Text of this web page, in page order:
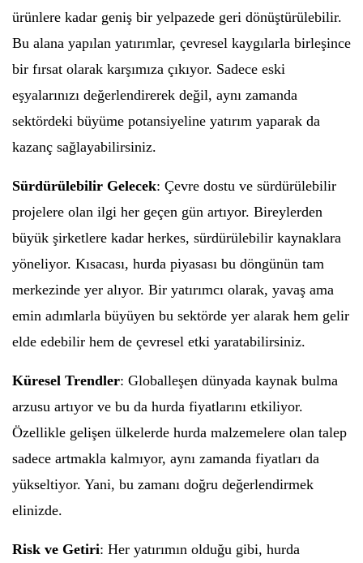
ürünlere kadar geniş bir yelpazede geri dönüştürülebilir.
Bu alana yapılan yatırımlar, çevresel kaygılarla birleşince
bir fırsat olarak karşımıza çıkıyor. Sadece eski
eşyalarınızı değerlendirerek değil, aynı zamanda
sektördeki büyüme potansiyeline yatırım yaparak da
kazanç sağlayabilirsiniz.
Sürdürülebilir Gelecek: Çevre dostu ve sürdürülebilir
projelere olan ilgi her geçen gün artıyor. Bireylerden
büyük şirketlere kadar herkes, sürdürülebilir kaynaklara
yöneliyor. Kısacası, hurda piyasası bu döngünün tam
merkezinde yer alıyor. Bir yatırımcı olarak, yavaş ama
emin adımlarla büyüyen bu sektörde yer alarak hem gelir
elde edebilir hem de çevresel etki yaratabilirsiniz.
Küresel Trendler: Globalleşen dünyada kaynak bulma
arzusu artıyor ve bu da hurda fiyatlarını etkiliyor.
Özellikle gelişen ülkelerde hurda malzemelere olan talep
sadece artmakla kalmıyor, aynı zamanda fiyatları da
yükseltiyor. Yani, bu zamanı doğru değerlendirmek
elinizde.
Risk ve Getiri: Her yatırımın olduğu gibi, hurda